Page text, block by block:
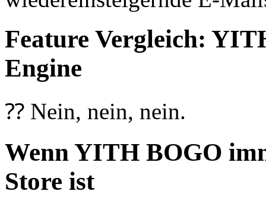
Feature Vergleich:
Engine
⁇ Nein, nein, nein.
Wenn YITH BOGO
Store ist